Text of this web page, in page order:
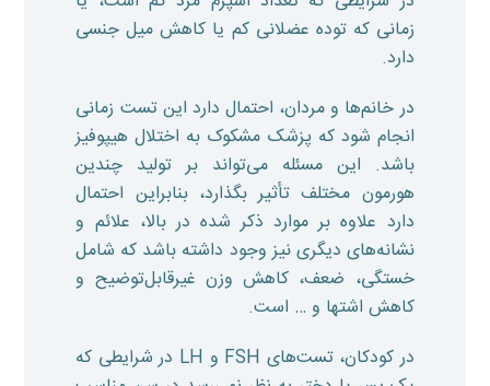
زمانی که توده عضلانی کم یا کاهش میل جنسی
دارد.
در خانم‌ها و مردان، احتمال دارد این تست زمانی
انجام شود که پزشک مشکوک به اختلال هیپوفیز
باشد. این مسئله می‌تواند بر تولید چندین
هورمون مختلف تأثیر بگذارد، بنابراین احتمال
دارد علاوه بر موارد ذکر شده در بالا، علائم و
نشانه‌های دیگری نیز وجود داشته باشد که شامل
خستگی، ضعف، کاهش وزن غیرقابل‌توضیح و
کاهش اشتها و … است.
در کودکان، تست‌های FSH و LH در شرایطی که